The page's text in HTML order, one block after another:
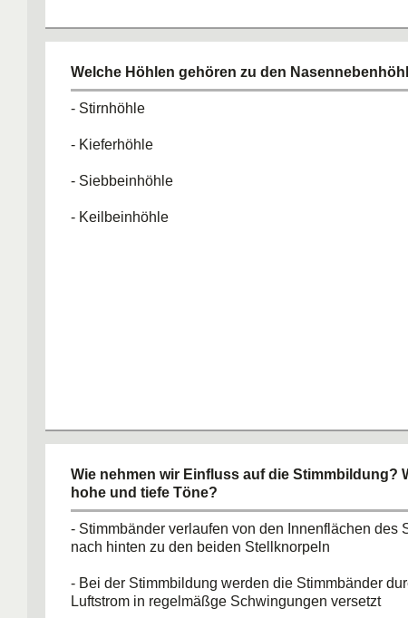
Welche Höhlen gehören zu den
- Stirnhöhle
- Kieferhöhle
- Siebbeinhöhle
- Keilbeinhöhle
Wie nehmen wir Einfluss auf die Stimmbildung?
hohe und tiefe Töne?
- Stimmbänder verlaufen von den Innenflächen des
nach hinten zu den beiden Stellknorpeln
- Bei der Stimmbildung werden die Stimmbänder
Luftstrom in regelmäßge Schwingungen versetzt